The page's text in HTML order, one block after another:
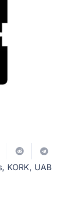
, KORK, UAB